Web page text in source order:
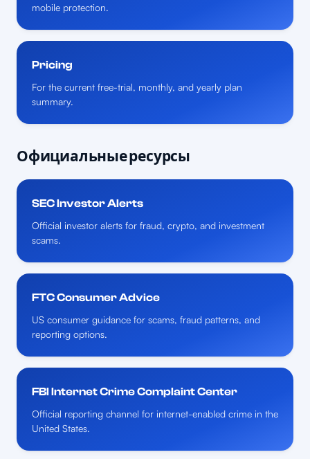
mobile protection.
Pricing
For the current free-trial, monthly, and yearly plan
summary.
Официальные ресурсы
SEC Investor Alerts
Official investor alerts for fraud, crypto, and investment
scams.
FTC Consumer Advice
US consumer guidance for scams, fraud patterns, and
reporting options.
FBI Internet Crime Complaint Center
Official reporting channel for internet-enabled crime in the
United States.